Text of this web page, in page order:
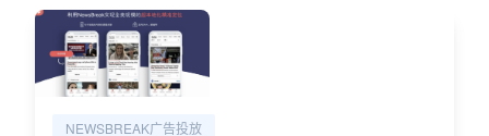
NEWSBREAK广告投放